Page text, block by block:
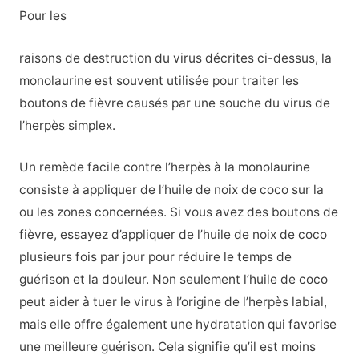
Pour les
raisons de destruction du virus décrites ci-dessus, la
monolaurine est souvent utilisée pour traiter les
boutons de fièvre causés par une souche du virus de
l’herpès simplex.
Un remède facile contre l’herpès à la monolaurine
consiste à appliquer de l’huile de noix de coco sur la
ou les zones concernées. Si vous avez des boutons de
fièvre, essayez d’appliquer de l’huile de noix de coco
plusieurs fois par jour pour réduire le temps de
guérison et la douleur. Non seulement l’huile de coco
peut aider à tuer le virus à l’origine de l’herpès labial,
mais elle offre également une hydratation qui favorise
une meilleure guérison. Cela signifie qu’il est moins